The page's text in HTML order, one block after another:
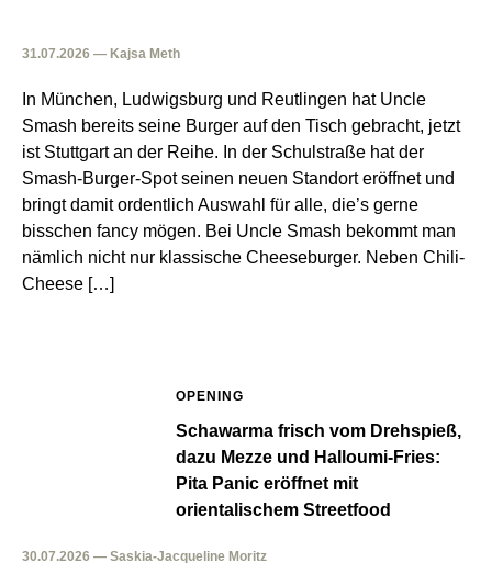
31.07.2026 — Kajsa Meth
In München, Ludwigsburg und Reutlingen hat Uncle
Smash bereits seine Burger auf den Tisch gebracht, jetzt
ist Stuttgart an der Reihe. In der Schulstraße hat der
Smash-Burger-Spot seinen neuen Standort eröffnet und
bringt damit ordentlich Auswahl für alle, die’s gerne
bisschen fancy mögen. Bei Uncle Smash bekommt man
nämlich nicht nur klassische Cheeseburger. Neben Chili-
Cheese […]
OPENING
Schawarma frisch vom Drehspieß,
dazu Mezze und Halloumi-Fries:
Pita Panic eröffnet mit
orientalischem Streetfood
30.07.2026 — Saskia-Jacqueline Moritz